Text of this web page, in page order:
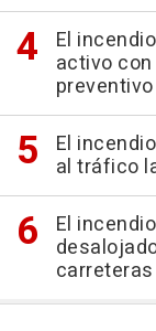
El
activo
El
al tráfico
El
carreteras